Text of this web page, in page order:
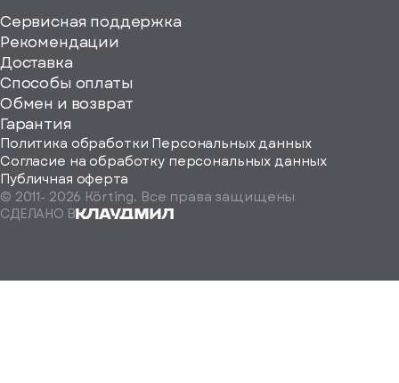
Сервисная поддержка
Рекомендации
Доставка
Способы оплаты
Обмен и возврат
Гарантия
Политика обработки Персональных данных
Согласие на обработку персональных данных
Публичная оферта
© 2011- 2026 Körting. Все права защищены
СДЕЛАНО В
Определить